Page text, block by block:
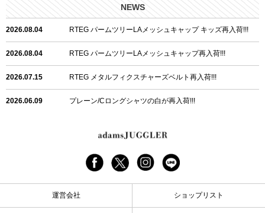
NEWS
2026.08.04 RTEG パームツリーLAメッシュキャップ キッズ再入荷!!!
2026.08.04 RTEG パームツリーLAメッシュキャップ再入荷!!!
2026.07.15 RTEG メタルフィクスチャーズベルト再入荷!!!
2026.06.09 プレーン/Cロングシャツの白が再入荷!!!
24/フリンジデニムロングパンツ再入荷!!!
G/グレーペイントデニムロングパンツ再入荷!!!
運営会社 ショップリスト